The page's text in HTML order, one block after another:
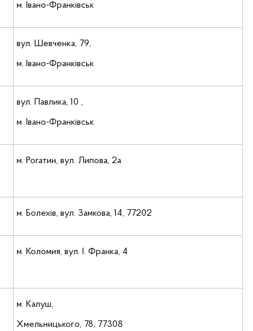
м. Івано-Франківськ
вул. Шевченка, 79,
м. Івано-Франківськ
вул. Павлика, 10 ,
м. Івано-Франківськ
м. Рогатин, вул. Липова, 2а
м. Болехів, вул. Замкова, 14, 77202
м. Коломия, вул. І. Франка, 4
м. Калуш,
Хмельницького, 78, 77308